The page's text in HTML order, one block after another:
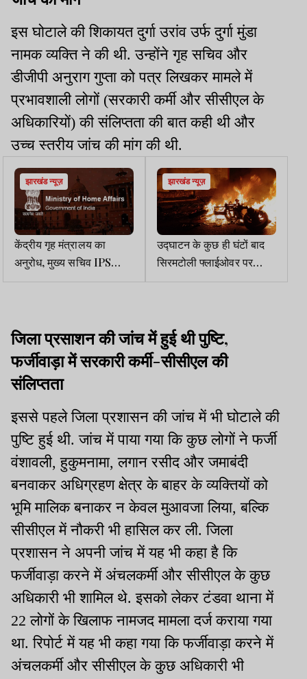
इस घोटाले की शिकायत दुर्गा उरांव उर्फ दुर्गा मुंडा
नामक व्यक्ति ने की थी. उन्होंने गृह सचिव और
डीजीपी अनुराग गुप्ता को पत्र लिखकर मामले में
प्रभावशाली लोगों (सरकारी कर्मी और सीसीएल के
अधिकारियों) की संलिप्तता की बात कही थी और
उच्च स्तरीय जांच की मांग की थी.
झारखंड न्यूज़
केंद्रीय गृह मंत्रालय का
अनुरोध, मुख्य सचिव IPS
अधिकारियों को प्रतिनियुक्ति
झारखंड न्यूज़
उद्घाटन के कुछ ही घंटों बाद
सिरमटोली फ्लाईओवर पर
हादसा. थार ने बाइक-स्कूटी में
जिला प्रसाशन की जांच में हुई थी पुष्टि,
फर्जीवाड़ा में सरकारी कर्मी-सीसीएल की
संलिप्तता
इससे पहले जिला प्रशासन की जांच में भी घोटाले की
पुष्टि हुई थी. जांच में पाया गया कि कुछ लोगों ने फर्जी
वंशावली, हुकुमनामा, लगान रसीद और जमाबंदी
बनवाकर अधिग्रहण क्षेत्र के बाहर के व्यक्तियों को
भूमि मालिक बनाकर न केवल मुआवजा लिया, बल्कि
सीसीएल में नौकरी भी हासिल कर ली. जिला
प्रशासन ने अपनी जांच में यह भी कहा है कि
फर्जीवाड़ा करने में अंचलकर्मी और सीसीएल के कुछ
अधिकारी भी शामिल थे. इसको लेकर टंडवा थाना में
22 लोगों के खिलाफ नामजद मामला दर्ज कराया गया
था. रिपोर्ट में यह भी कहा गया कि फर्जीवाड़ा करने में
अंचलकर्मी और सीसीएल के कुछ अधिकारी भी